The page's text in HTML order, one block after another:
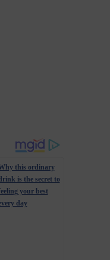
this ordinary
is the secret to
your best
day